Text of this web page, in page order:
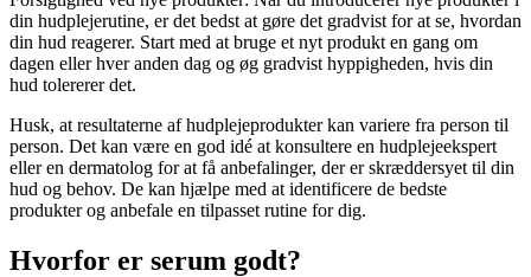
din hudplejerutine, er det bedst at gøre det gradvist for at se, hvordan
din hud reagerer. Start med at bruge et nyt produkt en gang om
dagen eller hver anden dag og øg gradvist hyppigheden, hvis din
hud tolererer det.
Husk, at resultaterne af hudplejeprodukter kan variere fra person til
person. Det kan være en god idé at konsultere en hudplejeekspert
eller en dermatolog for at få anbefalinger, der er skræddersyet til din
hud og behov. De kan hjælpe med at identificere de bedste
produkter og anbefale en tilpasset rutine for dig.
Hvorfor er serum godt?